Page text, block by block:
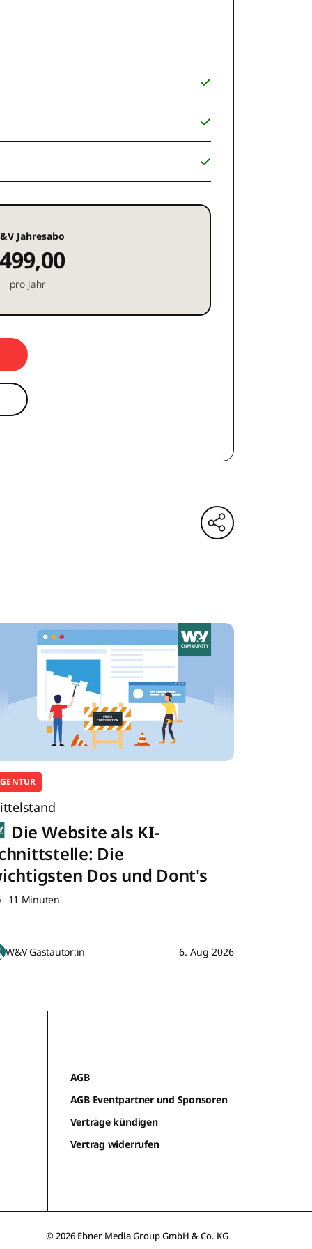
Jahresabo
499,00
pro Jahr
Die Website als KI-
Die
Dos und Dont's
11 Minuten
W&V Gastautor:in 6. Aug 2026
AGB
AGB Eventpartner und Sponsoren
Verträge kündigen
Vertrag widerrufen
© 2026 Ebner Media Group GmbH & Co. KG